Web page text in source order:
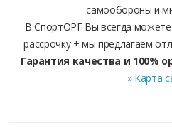
самообороны и
В СпортОРГ Вы всегда можете
рассрочку + мы предлагаем
Гарантия качества и 100%
» Карта